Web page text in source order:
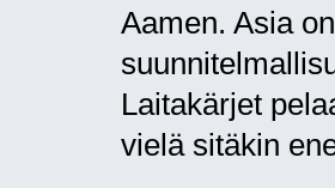
Aamen. Asia
Laitakärjet
vielä sitäkin